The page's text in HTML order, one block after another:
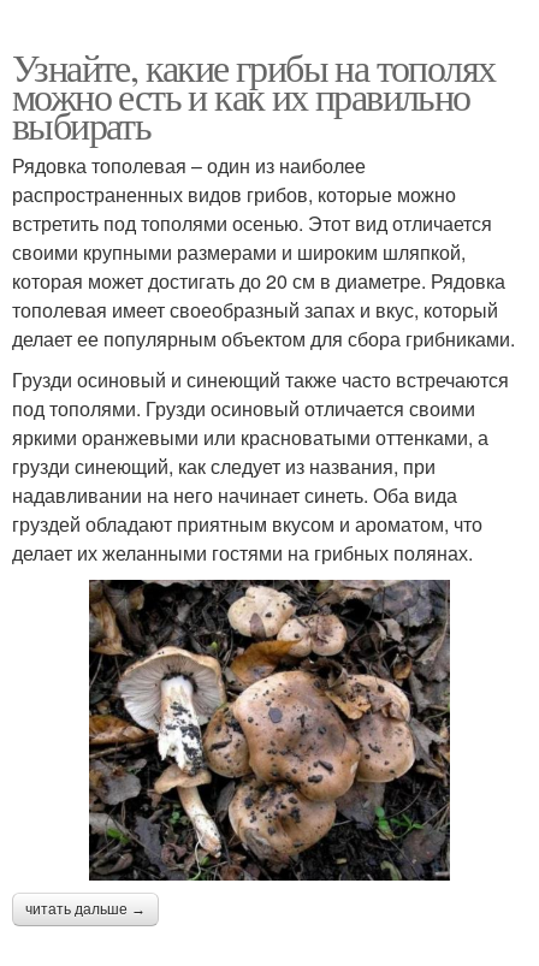
Узнайте, какие грибы на тополях
можно есть и как их правильно
выбирать
Рядовка тополевая – один из наиболее
распространенных видов грибов, которые можно
встретить под тополями осенью. Этот вид отличается
своими крупными размерами и широким шляпкой,
которая может достигать до 20 см в диаметре. Рядовка
тополевая имеет своеобразный запах и вкус, который
делает ее популярным объектом для сбора грибниками.
Грузди осиновый и синеющий также часто встречаются
под тополями. Грузди осиновый отличается своими
яркими оранжевыми или красноватыми оттенками, а
грузди синеющий, как следует из названия, при
надавливании на него начинает синеть. Оба вида
груздей обладают приятным вкусом и ароматом, что
делает их желанными гостями на грибных полянах.
читать дальше →